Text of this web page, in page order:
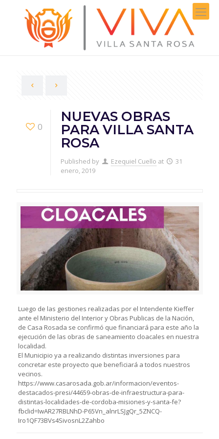
0
NUEVAS OBRAS
PARA VILLA SANTA
ROSA
Published by Ezequiel Cuello at
31
enero, 2019
Luego de las gestiones realizadas por el Intendente Kieffer
ante el Ministerio del Interior y Obras Publicas de la Nación,
de Casa Rosada se confirmó que financiará para este año la
ejecución de las obras de saneamiento cloacales en nuestra
localidad.
El Municipio ya a realizando distintas inversiones para
concretar este proyecto que beneficiará a todos nuestros
vecinos.
https://www.casarosada.gob.ar/informacion/eventos-
destacados-presi/44659-obras-de-infraestructura-para-
distintas-localidades-de-cordoba-misiones-y-santa-fe?
fbclid=IwAR27RBLNhD-P65Vn_alnrLSJgQr_5ZNCQ-
Iro1QF73BVs4SivosnL2Zahbo